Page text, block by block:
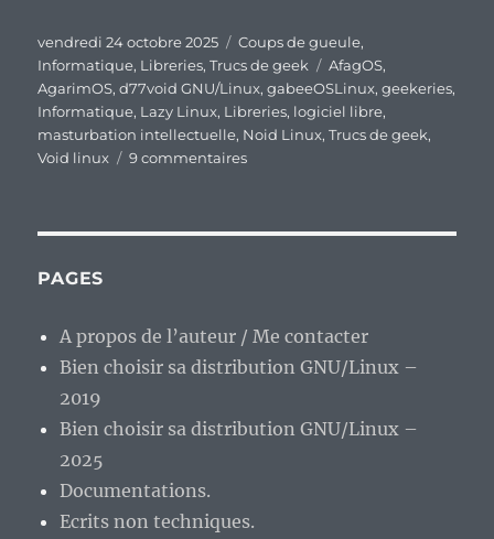
Publié
le
vendredi 24 octobre 2025 Catégories
Coups de gueule,
Informatique, Libreries,Trucs de geek Étiquettes
AfagOS,
AgarimOS,d77void GNU/Linux,gabeeOSLinux,geekeries,
Informatique, Lazy Linux, Libreries, logiciel libre,
masturbation intellectuelle, Noid Linux,Trucs de geek,
Void linux
9 commentairessur
date
dans
monde
?
PAGES
A propos de l’auteur / Me contacter
Bien choisir sa distribution GNU/Linux –
2019
Bien choisir sa distribution GNU/Linux –
2025
Documentations.
Ecrits non techniques.